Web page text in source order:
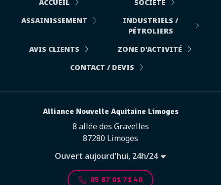
ACCUEIL
SOCIÉTÉ
ASSAINISSEMENT
INDUSTRIELS /
PÉTROLIERS
AVIS CLIENTS
ZONE D'ACTIVITÉ
CONTACT / DEVIS
Alliance Nouvelle Aquitaine Limoges
8 allée des Gravelles
87280 Limoges
Ouvert aujourd'hui, 24h/24
05 87 01 71 40